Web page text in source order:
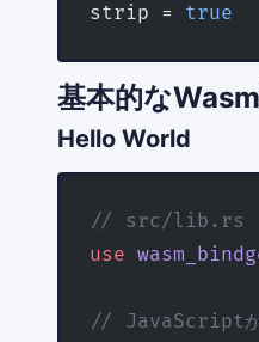
strip = true
基本的な
Hello World
// src/lib.rs
use
// JavaScriptか